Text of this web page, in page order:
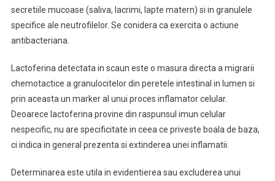
secretiile mucoase (saliva, lacrimi, lapte matern) si in granulele
specifice ale neutrofilelor. Se conidera ca exercita o actiune
antibacteriana.
Lactoferina detectata in scaun este o masura directa a migrarii
chemotactice a granulocitelor din peretele intestinal in lumen si
prin aceasta un marker al unui proces inflamator celular.
Deoarece lactoferina provine din raspunsul imun celular
nespecific, nu are specificitate in ceea ce priveste boala de baza,
ci indica in general prezenta si extinderea unei inflamatii.
Determinarea este utila in evidentierea sau excluderea unui